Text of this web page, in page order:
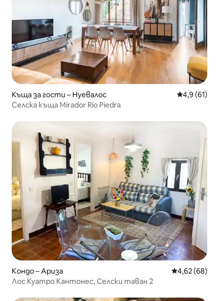
Къща за гости – Нуевалос Средна
4,9 (61)
Селска къща Mirador Río Piedra
Кондо – Ариза Средна
4,62 (68)
Лос Куатро Кантонес, Селски таван 2